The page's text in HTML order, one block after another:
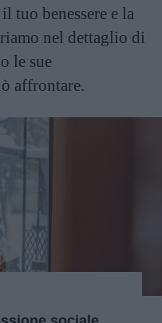
tuo benessere e la
nel dettaglio di
le sue
affrontare.